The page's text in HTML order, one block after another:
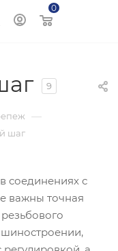
0
9
—
шаг
соединениях с
важны точная